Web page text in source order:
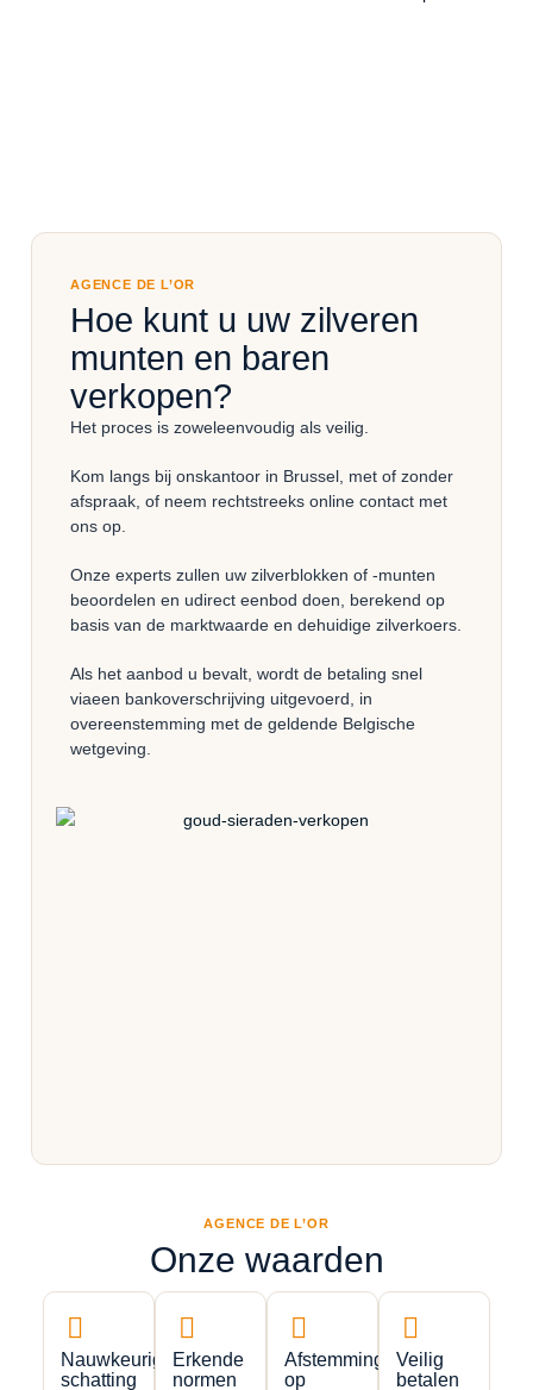
AGENCE DE L’OR
Hoe kunt u uw zilveren
munten en baren
verkopen?
Het proces is zoweleenvoudig als veilig
Kom langs bij onskantoor in Brussel , met of zonder
afspraak, of neem rechtstreeks online contact met
ons op.
Onze experts zullen uw zilverblokken of -munten
beoordelen en udirect eenbod doen, berekend op
basis van de marktwaarde en dehuidige zilverkoers
Als het aanbod u bevalt, wordt de betaling snel
viaeen bankoverschrijving uitgevoerd, in
overeenstemming met de geldende Belgische
wetgeving.
AGENCE DE L’OR
Onze waarden
Nauwkeurige
schatting
Erkende
normen
Afstemming
op
Veilig
betalen